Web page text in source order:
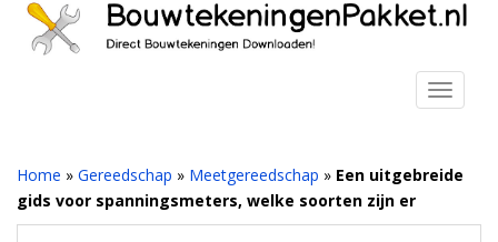
Home » Gereedschap » Meetgereedschap » Een uitgebreide
gids voor spanningsmeters, welke soorten zijn er